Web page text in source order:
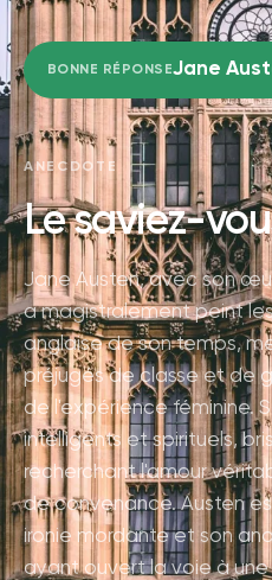
BONNE RÉPONSEJane
ANECDOTE
Le saviez-
Jane Austen, avec son
a magistralement peint
anglaise de son temps,
préjugés de classe et de
de l'expérience féminine.
intelligents et spirituels,
recherchant l'amour
de convenance. Austen
ironie mordante et son
ayant ouvert la voie à